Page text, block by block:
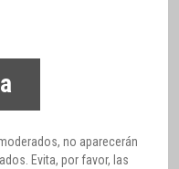
no aparecerán
Evita, por favor, las